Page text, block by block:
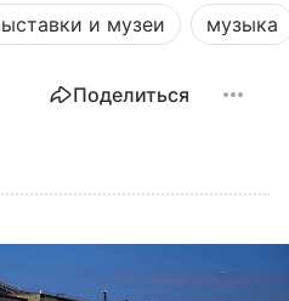
и музеи музыка
Поделиться